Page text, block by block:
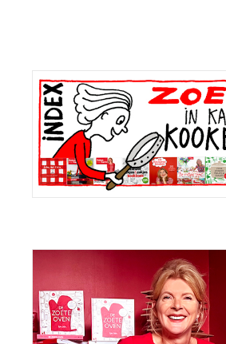
Primaire
Sidebar